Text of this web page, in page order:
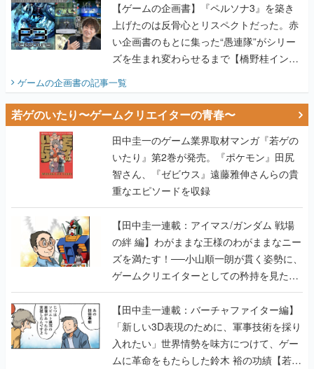
【ゲームの企画書】『ペルソナ3』を築き
上げたのは反骨心とリスペクトだった。赤
い企画書のもとに集った“愚連隊”がシリー
ズを生まれ変わらせるまで【橋野桂インタ
ビュー】
ゲームの企画書の記事一覧
若ゲのいたり〜ゲームクリエイターの青春〜
田中圭一のゲーム業界取材マンガ『若ゲの
いたり』第2巻が発売。『ポケモン』田尻
智さん、『ゼビウス』遠藤雅伸さんらの貴
重なエピソードを収録
【田中圭一連載：アイマス/ガンダム 戦場
の絆 編】わがままな王様のわがままなニー
ズを満たす！──小山順一朗が貫く姿勢に、
ゲームクリエイターとしての矜持を見た
【若ゲのいたり最終回】
【田中圭一連載：バーチャファイター編】
「新しい3D表現のために、軍事技術を採り
入れたい」世界情勢を味方につけて、ゲー
ムに革命をもたらした鈴木 裕の功績【若ゲ